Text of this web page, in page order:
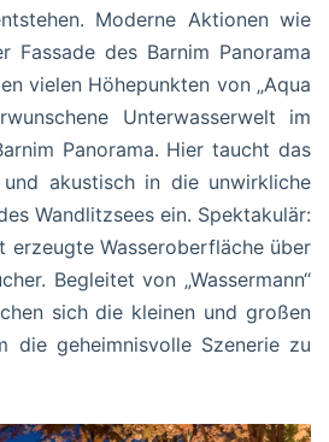
Moderne Aktionen wie
Fassade des Barnim Panorama
vielen Höhepunkten von „Aqua
Unterwasserwelt im
Panorama. Hier taucht das
und akustisch in die unwirkliche
Wandlitzsees ein. Spektakulär:
erzeugte Wasseroberfläche über
Begleitet von „Wassermann“
sich die kleinen und großen
die geheimnisvolle Szenerie zu